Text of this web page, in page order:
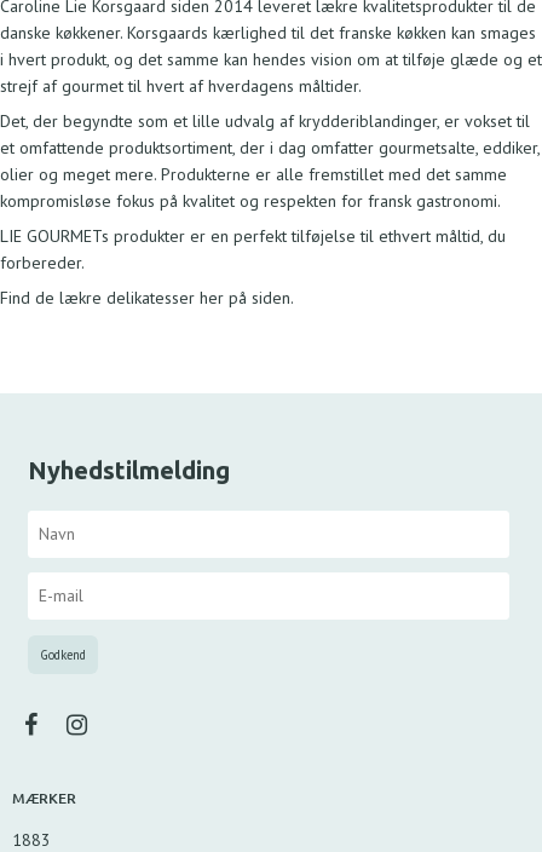
Caroline Lie Korsgaard siden 2014 leveret lækre kvalitetsprodukter til de
danske køkkener. Korsgaards kærlighed til det franske køkken kan smages
i hvert produkt, og det samme kan hendes vision om at tilføje glæde og et
strejf af gourmet til hvert af hverdagens måltider.
Det, der begyndte som et lille udvalg af krydderiblandinger, er vokset til
et omfattende produktsortiment, der i dag omfatter gourmetsalte, eddiker,
olier og meget mere. Produkterne er alle fremstillet med det samme
kompromisløse fokus på kvalitet og respekten for fransk gastronomi.
LIE GOURMETs produkter er en perfekt tilføjelse til ethvert måltid, du
forbereder.
Find de lækre delikatesser her på siden.
Nyhedstilmelding
MÆRKER
1883